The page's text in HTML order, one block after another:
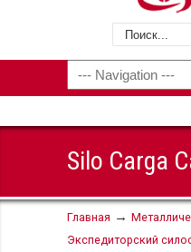
Silo Carga
Главная →
Экспедиторский